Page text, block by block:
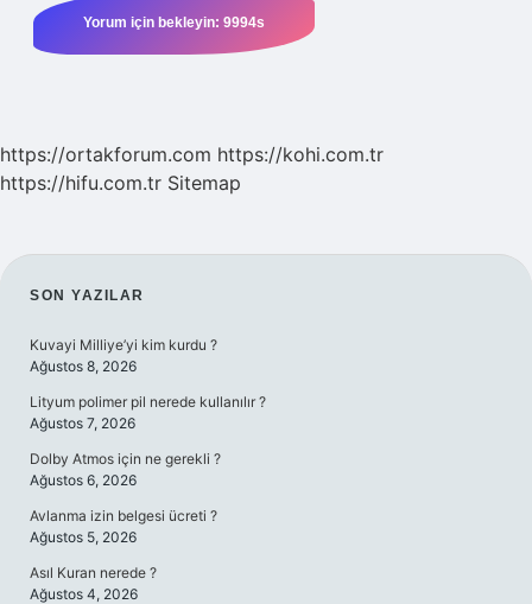
https://ortakforum.com https://kohi.com.tr
https://hifu.com.tr Sitemap
SIDEBAR
SON YAZILAR
Kuvayi Milliye’yi kim kurdu ?
Ağustos 8, 2026
Lityum polimer pil nerede kullanılır ?
Ağustos 7, 2026
Dolby Atmos için ne gerekli ?
Ağustos 6, 2026
Avlanma izin belgesi ücreti ?
Ağustos 5, 2026
Asıl Kuran nerede ?
Ağustos 4, 2026